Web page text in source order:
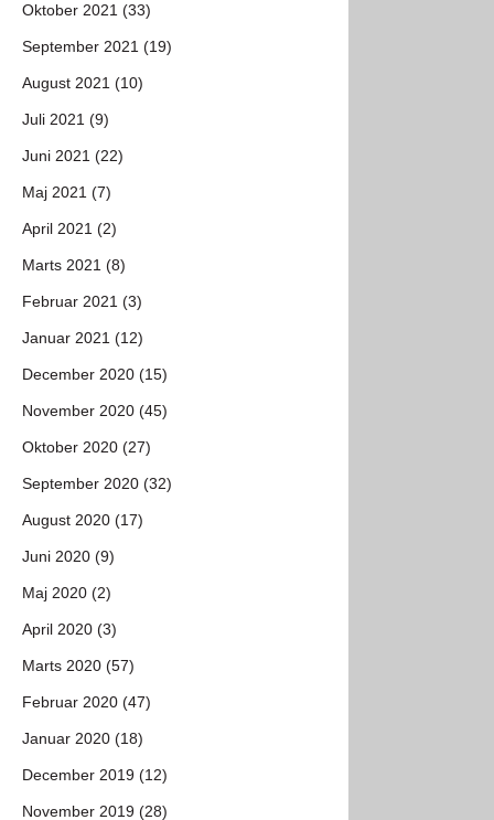
Oktober 2021 (33)
September 2021 (19)
August 2021 (10)
Juli 2021 (9)
Juni 2021 (22)
Maj 2021 (7)
April 2021 (2)
Marts 2021 (8)
Februar 2021 (3)
Januar 2021 (12)
December 2020 (15)
November 2020 (45)
Oktober 2020 (27)
September 2020 (32)
August 2020 (17)
Juni 2020 (9)
Maj 2020 (2)
April 2020 (3)
Marts 2020 (57)
Februar 2020 (47)
Januar 2020 (18)
December 2019 (12)
November 2019 (28)